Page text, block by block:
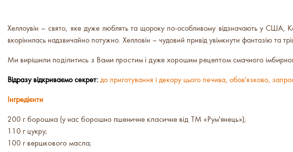
Хеллоувін – свято, яке дуже люблять та щороку по-особливому відзначають у США,
вкорінилась надзвичайно потужно. Хелловін – чудовий привід увімкнути фантазію та
Ми вирішили поділитись з Вами простим і дуже хорошим рецептом смачного
Відразу відкриваємо секрет: до приготування і декору цього печива, обов'язково,
Інгредієнти
200 г борошна (у нас борошно пшеничне класичне від ТМ «Рум'янець»);
110 г цукру;
100 г вершкового масла;